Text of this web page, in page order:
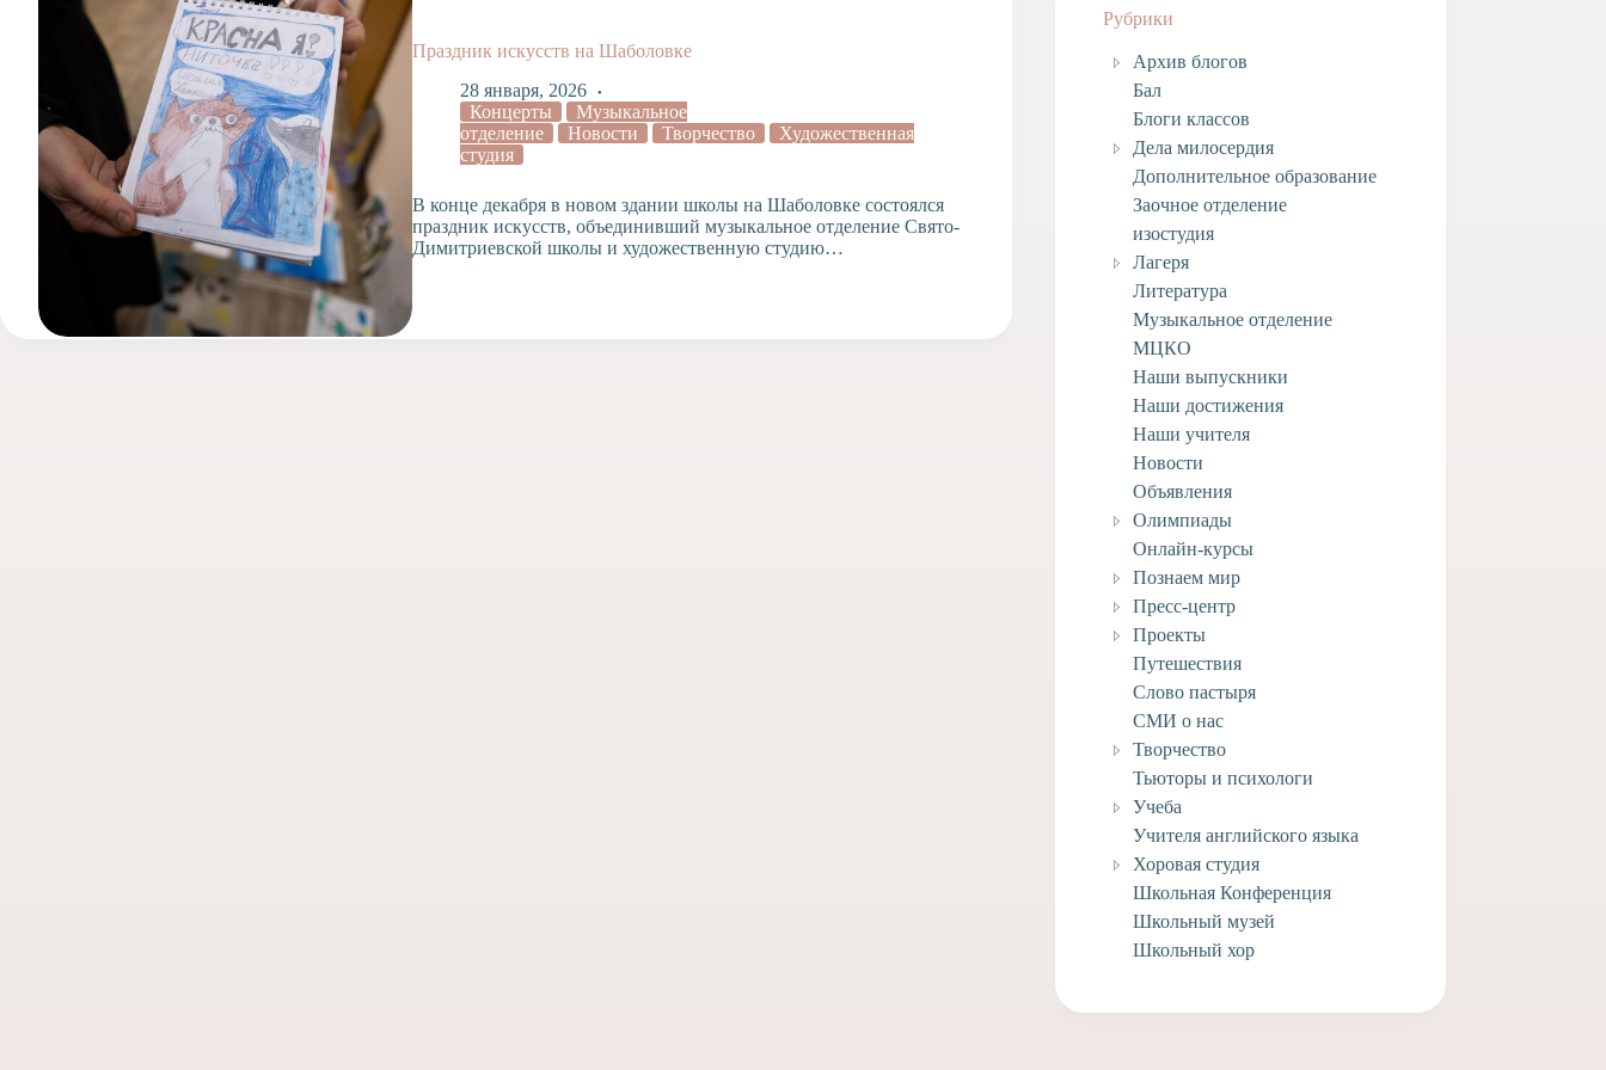
Допобразование
Проекты
Творчество
Художественная
студия
Музыкальное
отделение
Психологическая
Служба
Тьюторская
служба
Праздник искусств на Шаболовке
28 января, 2026
Концерты
Музыкальное
отделение
Новости Творчество
Художественная
студия
В конце декабря в новом здании школы на Шаболовке состоялся
праздник искусств, объединивший музыкальное отделение Свято-
Димитриевской школы и художественную студию…
Рубрики
Архив блогов
Бал
Блоги классов
Дела милосердия
Дополнительное образование
Заочное отделение
изостудия
Лагеря
Литература
Музыкальное отделение
МЦКО
Наши выпускники
Наши достижения
Наши учителя
Новости
Объявления
Олимпиады
Онлайн-курсы
Познаем мир
Пресс-центр
Проекты
Путешествия
Слово пастыря
СМИ о нас
Творчество
Тьюторы и психологи
Учеба
Учителя английского языка
Хоровая студия
Школьная Конференция
Школьный музей
Школьный хор